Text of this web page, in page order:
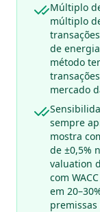
Múltiplo
múltiplo
de
método
mercado
sempre
mostra
de ±0,5%
valuation
com
em